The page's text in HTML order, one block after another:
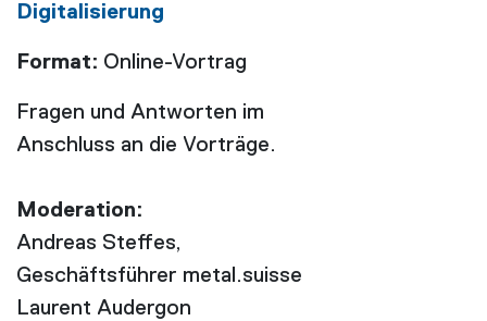
Digitalisierung
Format: Online-Vortrag
Fragen und Antworten im
Anschluss an die Vorträge.
Moderation:
Andreas Steffes,
Geschäftsführer metal.suisse
Laurent Audergon